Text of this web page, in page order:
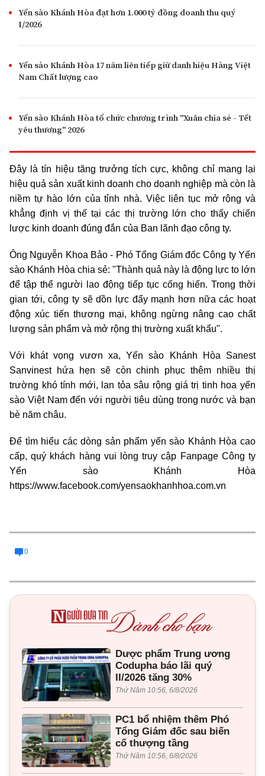
Yến sào Khánh Hòa đạt hơn 1.000 tỷ đồng doanh thu quý
I/2026
Yến sào Khánh Hòa 17 năm liên tiếp giữ danh hiệu Hàng Việt
Nam Chất lượng cao
Yến sào Khánh Hòa tổ chức chương trình "Xuân chia sẻ - Tết
yêu thương" 2026
Đây là tín hiệu tăng trưởng tích cực, không chỉ mang lại
hiệu quả sản xuất kinh doanh cho doanh nghiệp mà còn là
niềm tự hào lớn của tỉnh nhà. Việc liên tục mở rộng và
khẳng định vị thế tại các thị trường lớn cho thấy chiến
lược kinh doanh đúng đắn của Ban lãnh đạo công ty.
Ông Nguyễn Khoa Bảo- Phó Tổng Giám đốc Công ty Yến
sào Khánh Hòa chia sẻ: "Thành quả này là động lực to lớn
để tập thể người lao động tiếp tục cống hiến. Trong thời
gian tới, công ty sẽ dồn lực đẩy mạnh hơn nữa các hoạt
động xúc tiến thương mại, không ngừng nâng cao chất
lượng sản phẩm và mở rộng thị trường xuất khẩu".
Với khát vọng vươn xa, Yến sào Khánh Hòa Sanest
Sanvinest hứa hẹn sẽ còn chinh phục thêm nhiều thị
trường khó tính mới, lan tỏa sâu rộng giá trị tinh hoa yến
sào Việt Nam đến với người tiêu dùng trong nước và bạn
bè năm châu.
Để tìm hiểu các dòng sản phẩm yến sào Khánh Hòa cao
cấp, quý khách hàng vui lòng truy cập Fanpage Công ty
Yến sào Khánh Hòa
https://www.facebook.com/yensaokhanhhoa.com.vn
0
Dược phẩm Trung ương
Codupha báo lãi quý
II/2026 tăng 30%
Thứ Năm 10:56, 6/8/2026
PC1 bổ nhiệm thêm Phó
Tổng Giám đốc sau biến
cố thượng tầng
Thứ Năm 10:56, 6/8/2026